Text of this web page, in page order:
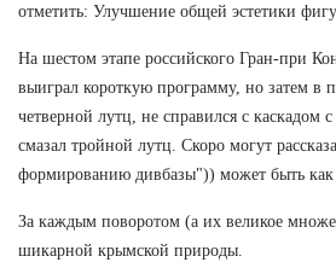
отметить: Улучшение общей эстетики
На шестом этапе российского Гран-при
выиграл короткую программу, но затем в
четверной лутц, не справился с каскадом
смазал тройной лутц. Скоро могут
формированию дивбазы")) может быть как
За каждым поворотом (а их великое
шикарной крымской природы.